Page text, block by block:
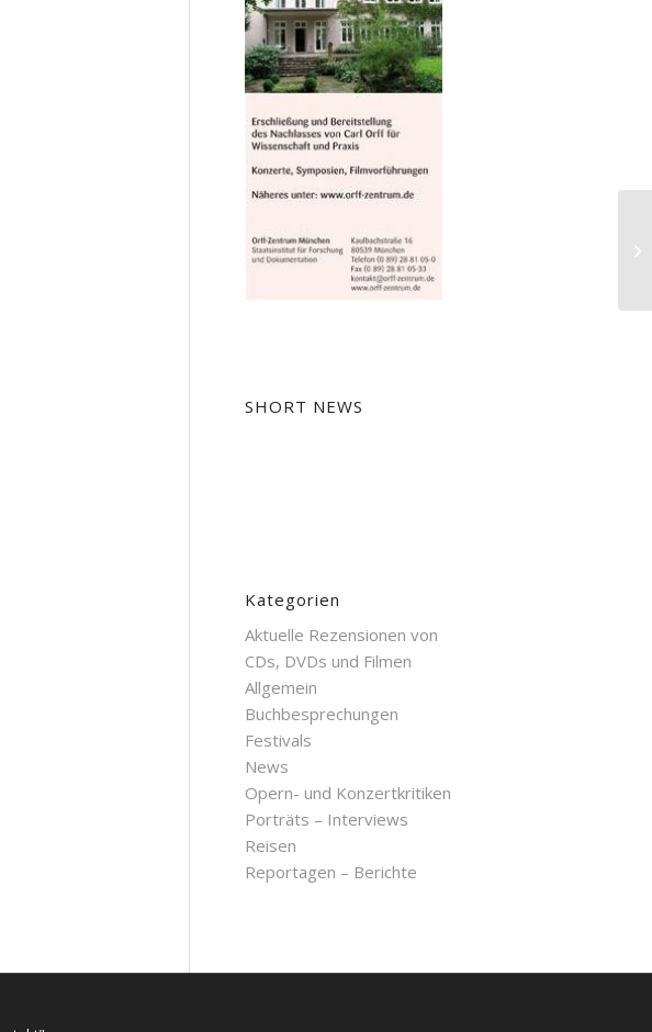
SHORT NEWS
Kategorien
Aktuelle Rezensionen von
CDs, DVDs und Filmen
Allgemein
Buchbesprechungen
Festivals
News
Opern- und Konzertkritiken
Porträts – Interviews
Reisen
Reportagen – Berichte